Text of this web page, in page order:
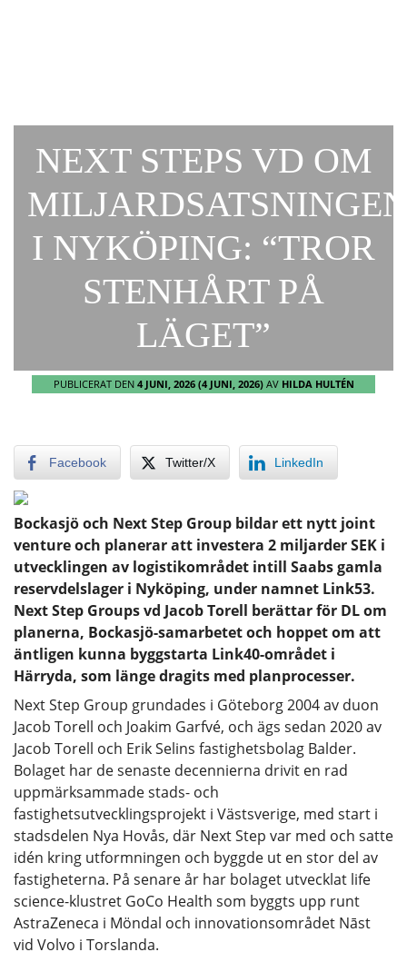
NEXT STEPS VD OM
I NYKÖPING: “TROR
STENHÅRT PÅ
LÄGET”
PUBLICERAT DEN 4 JUNI, 2026(4 JUNI, 2026) AV HILDA HULTÉN
Facebook Twitter/X LinkedIn
Bockasjö och Next Step Group bildar ett nytt joint
venture och planerar att investera 2 miljarder SEK i
utvecklingen av logistikområdet intill Saabs gamla
reservdelslager i Nyköping, under namnet Link53.
Next Step Groups vd Jacob Torell berättar för DL om
planerna, Bockasjö-samarbetet och hoppet om att
äntligen kunna byggstarta Link40-området i
Härryda, som länge dragits med planprocesser.
Next Step Group grundades i Göteborg 2004 av duon
Jacob Torell och Joakim Garfvé, och ägs sedan 2020 av
Jacob Torell och Erik Selins fastighetsbolag Balder.
Bolaget har de senaste decennierna drivit en rad
uppmärksammade stads- och
fastighetsutvecklingsprojekt i Västsverige, med start i
stadsdelen Nya Hovås, där Next Step var med och satte
idén kring utformningen och byggde ut en stor del av
fastigheterna. På senare år har bolaget utvecklat life
science-klustret GoCo Health som byggts upp runt
AstraZeneca i Möndal och innovationsområdet Nāst
vid Volvo i Torslanda.